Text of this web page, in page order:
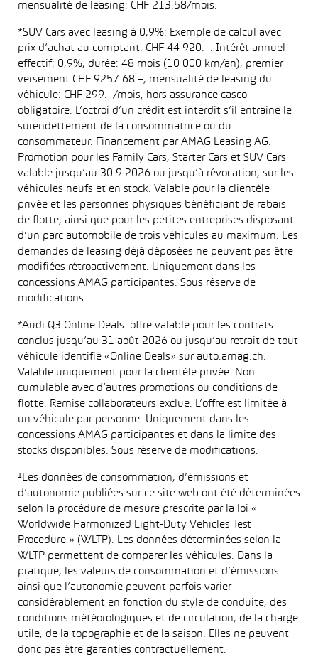
mensualité de leasing: CHF 213.58/mois.
*SUV Cars avec leasing à 0,9%: Exemple de calcul avec
prix d’achat au comptant: CHF 44 920.–. Intérêt annuel
effectif: 0,9%, durée: 48 mois (10 000 km/an), premier
versement CHF 9257.68.–, mensualité de leasing du
véhicule: CHF 299.–/mois, hors assurance casco
obligatoire. L’octroi d’un crédit est interdit s’il entraîne le
surendettement de la consommatrice ou du
consommateur. Financement par AMAG Leasing AG.
Promotion pour les Family Cars, Starter Cars et SUV Cars
valable jusqu’au 30.9.2026 ou jusqu’à révocation, sur les
véhicules neufs et en stock. Valable pour la clientèle
privée et les personnes physiques bénéficiant de rabais
de flotte, ainsi que pour les petites entreprises disposant
d’un parc automobile de trois véhicules au maximum. Les
demandes de leasing déjà déposées ne peuvent pas être
modifiées rétroactivement. Uniquement dans les
concessions AMAG participantes. Sous réserve de
modifications.
*Audi Q3 Online Deals: offre valable pour les contrats
conclus jusqu’au 31 août 2026 ou jusqu’au retrait de tout
véhicule identifié «Online Deals» sur auto.amag.ch.
Valable uniquement pour la clientèle privée. Non
cumulable avec d’autres promotions ou conditions de
flotte. Remise collaborateurs exclue. L’offre est limitée à
un véhicule par personne. Uniquement dans les
concessions AMAG participantes et dans la limite des
stocks disponibles. Sous réserve de modifications.
¹Les données de consommation, d’émissions et
d’autonomie publiées sur ce site web ont été déterminées
selon la procédure de mesure prescrite par la loi «
Worldwide Harmonized Light-Duty Vehicles Test
Procedure » (WLTP). Les données déterminées selon la
WLTP permettent de comparer les véhicules. Dans la
pratique, les valeurs de consommation et d’émissions
ainsi que l’autonomie peuvent parfois varier
considérablement en fonction du style de conduite, des
conditions météorologiques et de circulation, de la charge
utile, de la topographie et de la saison. Elles ne peuvent
donc pas être garanties contractuellement.